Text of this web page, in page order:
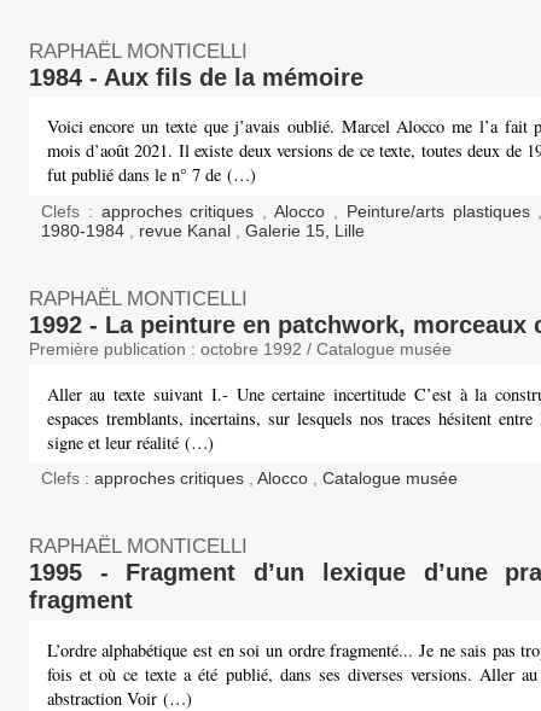
RAPHAËL MONTICELLI
1984 - Aux fils de la mémoire
Voici encore un texte que j’avais oublié. Marcel Alocco me l’a fait
mois d’août 2021. Il existe deux versions de ce texte, toutes deux de
fut publié dans le n° 7 de (…)
Clefs : approches critiques ,Alocco Peinture/arts plastiques
1980-1984
revue Kanal Galerie 15, Lille
RAPHAËL MONTICELLI
1992 - La peinture en patchwork, morceaux
Première publication : octobre 1992 / Catalogue musée
Aller au texte suivant I.- Une certaine incertitude C’est à la
espaces tremblants, incertains, sur lesquels nos traces hésitent
signe et leur réalité (…)
Clefs : approches critiques , Alocco , Catalogue musée
RAPHAËL MONTICELLI
1995 - Fragment d’un lexique d’une
fragment
L’ordre alphabétique est en soi un ordre fragmenté... Je ne sais pas
fois et où ce texte a été publié, dans ses diverses versions. Aller
abstraction Voir (…)